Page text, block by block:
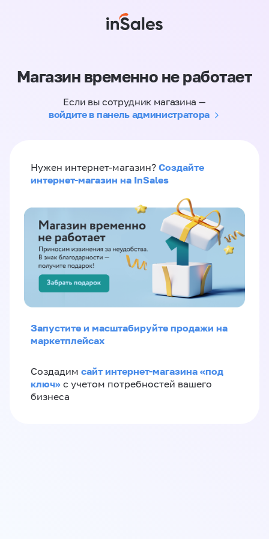
Магазин временно не работает
Если вы сотрудник магазина —
войдите в панель администратора
Нужен интернет-магазин? Создайте
интернет-магазин на InSales
Запустите и масштабируйте продажи на
маркетплейсах
Создадим сайт интернет-магазина «под
ключ» с учетом потребностей вашего
бизнеса